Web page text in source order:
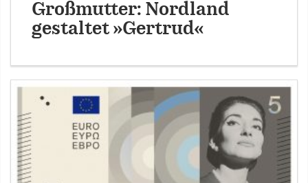
Großmutter: Nordland
gestaltet »Gertrud«